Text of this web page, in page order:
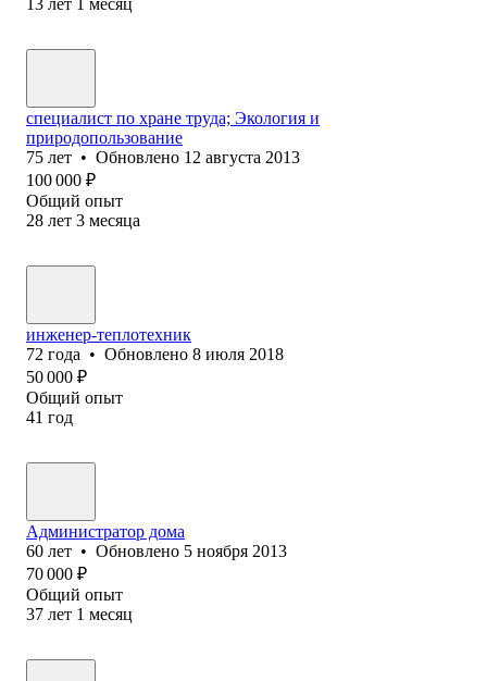
специалист по хране труда; Экология и
природопользование
75 лет • Обновлено 12 августа 2013
100 000 ₽
Общий опыт
28 лет 3 месяца
инженер-теплотехник
72 года • Обновлено 8 июля 2018
50 000 ₽
Общий опыт
41 год
Администратор дома
60 лет • Обновлено 5 ноября 2013
70 000 ₽
Общий опыт
37 лет 1 месяц